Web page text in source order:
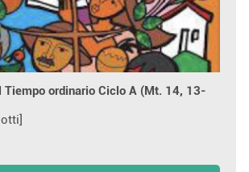
Tiempo ordinario Ciclo A (Mt. 14, 13-